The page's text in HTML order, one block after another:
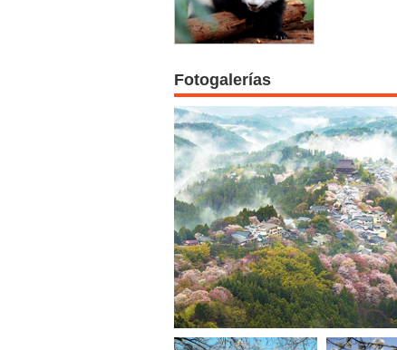
Fotogalerías